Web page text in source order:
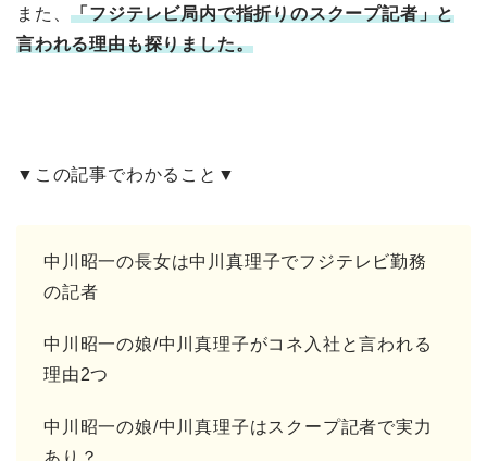
また、「フジテレビ局内で指折りのスクープ記者」と
言われる理由も探りました。
▼この記事でわかること▼
中川昭一の長女は中川真理子でフジテレビ勤務
の記者
中川昭一の娘/中川真理子がコネ入社と言われる
理由2つ
中川昭一の娘/中川真理子はスクープ記者で実力
あり？